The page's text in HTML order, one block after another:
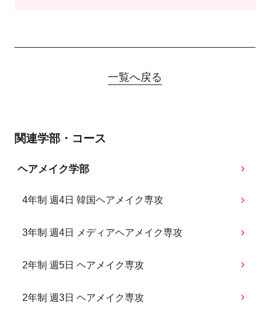
一覧へ戻る
関連学部・コース
ヘアメイク学部
4年制 週4日 韓国ヘアメイク専攻
3年制 週4日 メディアヘアメイク専攻
2年制 週5日 ヘアメイク専攻
2年制 週3日 ヘアメイク専攻